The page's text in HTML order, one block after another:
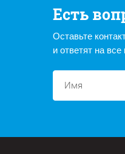
Есть
Оставьте
и ответят на